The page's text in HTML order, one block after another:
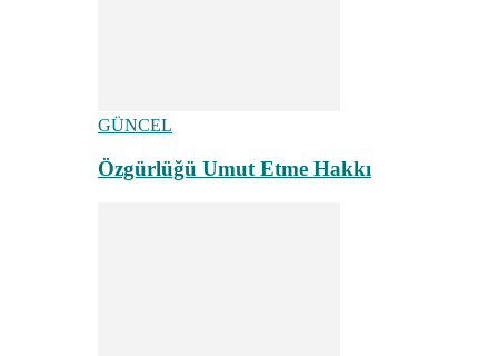
GÜNCEL
Özgürlüğü Umut Etme Hakkı